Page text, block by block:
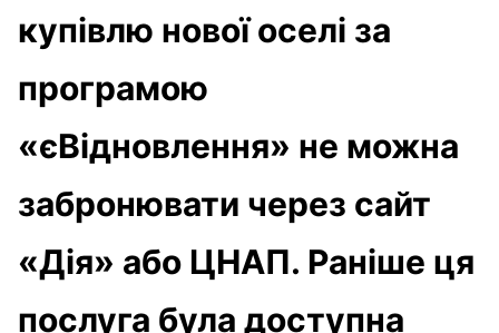
купівлю нової оселі за
програмою
«єВідновлення» не можна
забронювати через сайт
«Дія» або ЦНАП. Раніше ця
послуга була доступна